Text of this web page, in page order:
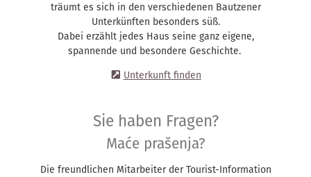
träumt es sich in den verschiedenen Bautzener
Unterkünften besonders süß.
Dabei erzählt jedes Haus seine ganz eigene,
spannende und besondere Geschichte.
Unterkunft finden
Sie haben Fragen?
Maće prašenja?
Die freundlichen Mitarbeiter der Tourist-Information